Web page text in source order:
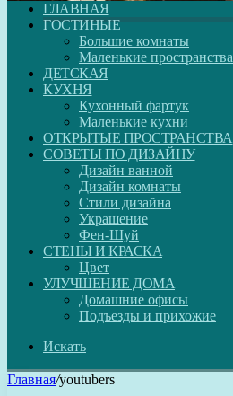
ГЛАВНАЯ
ГОСТИНЫЕ
Большие комнаты
Маленькие пространства
ДЕТСКАЯ
КУХНЯ
Кухонный фартук
Маленькие кухни
ОТКРЫТЫЕ ПРОСТРАНСТВА
СОВЕТЫ ПО ДИЗАЙНУ
Дизайн ванной
Дизайн комнаты
Стили дизайна
Украшение
Фен-Шуй
СТЕНЫ И КРАСКА
Цвет
УЛУЧШЕНИЕ ДОМА
Домашние офисы
Подъезды и прихожие
Искать
Главная/youtubers